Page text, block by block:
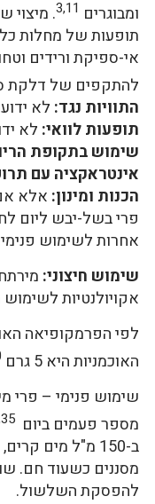
ומבוגרים
. מיצוי
תופעות של מחלות
אי-ספיקת ורידים
להתקפים של דלקת
התוויות נגד: לא
תופעות לוואי: לא
שימוש בתקופת
אינטראקציה עם
הכנות ומינון:
פרי בשל-יבש ליום
אחרות לשימוש
שימוש חיצוני:
אקויולנטיות
לפי הפרמקופיאה
האוכמניות היא 5 גרם
מספר פעמים ביום
מסננים כשעוד חם.
להפסקת השלשול.